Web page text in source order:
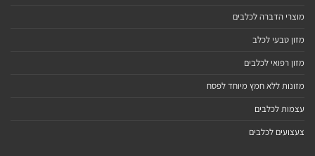
מוצרי הדברה לכלבים
מזון טבעי לכלב
מזון רפואי לכלבים
מזונות ללא חמץ מיוחד לפסח
עצמות לכלבים
צעצועים לכלבים